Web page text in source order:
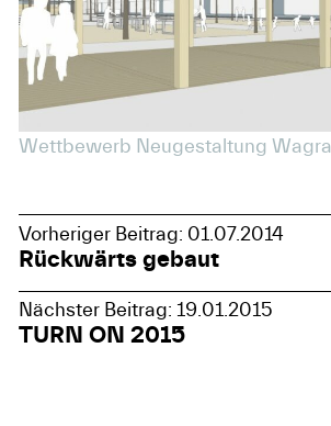
Wettbewerb Neugestaltung
Vorheriger Beitrag: 01.07.2014
Rückwärts gebaut
Nächster Beitrag: 19.01.2015
TURN ON 2015